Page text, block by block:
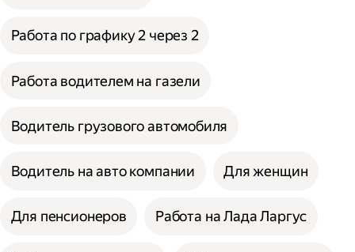
Работа по графику 2 через 2
Работа водителем на газели
Водитель грузового автомобиля
Водитель на авто компании Для женщин
Для пенсионеров Работа на Лада Ларгус